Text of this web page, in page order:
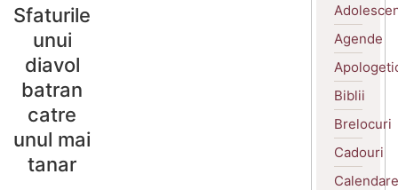
Sfaturile
unui
diavol
batran
catre
unul mai
tanar
Agende
Biblii
Brelocuri
Cadouri
Calendare